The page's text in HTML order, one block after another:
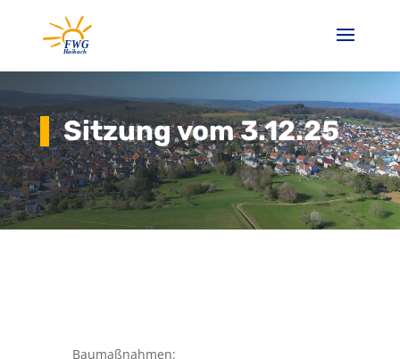
Sitzung vom 3.12.25
Baumaßnahmen: